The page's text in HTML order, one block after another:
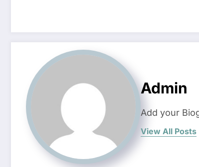
Admin
Add your
View All Posts